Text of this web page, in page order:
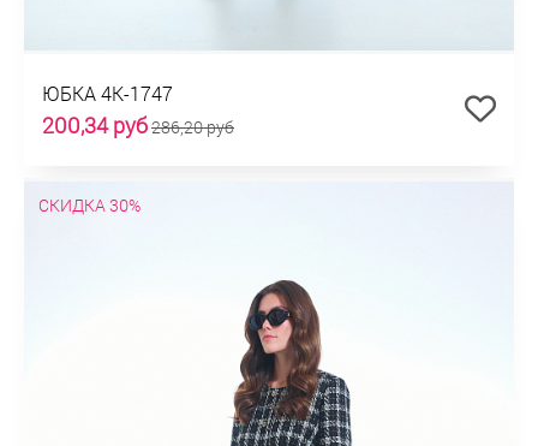
ЮБКА 4К-1747
200,34 руб286,20 руб
СКИДКА 30%